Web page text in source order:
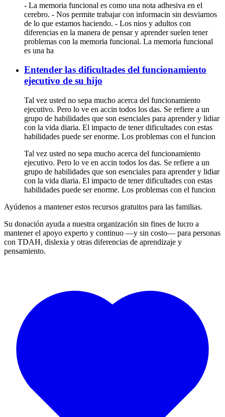
- La memoria funcional es como una nota adhesiva en el
cerebro. - Nos permite trabajar con informacin sin desviarnos
de lo que estamos haciendo. - Los nios y adultos con
diferencias en la manera de pensar y aprender suelen tener
problemas con la memoria funcional. La memoria funcional
es una ha
Entender las dificultades del funcionamiento
ejecutivo de su hijo
Tal vez usted no sepa mucho acerca del funcionamiento
ejecutivo. Pero lo ve en accin todos los das. Se refiere a un
grupo de habilidades que son esenciales para aprender y lidiar
con la vida diaria. El impacto de tener dificultades con estas
habilidades puede ser enorme. Los problemas con el funcion
Tal vez usted no sepa mucho acerca del funcionamiento
ejecutivo. Pero lo ve en accin todos los das. Se refiere a un
grupo de habilidades que son esenciales para aprender y lidiar
con la vida diaria. El impacto de tener dificultades con estas
habilidades puede ser enorme. Los problemas con el funcion
Ayúdenos a mantener estos recursos gratuitos para las familias.
Su donación ayuda a nuestra organización sin fines de lucro a
mantener el apoyo experto y continuo —y sin costo— para personas
con TDAH, dislexia y otras diferencias de aprendizaje y
pensamiento.